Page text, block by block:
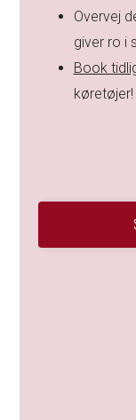
Overvej
giver ro i
Book
køretøjer!